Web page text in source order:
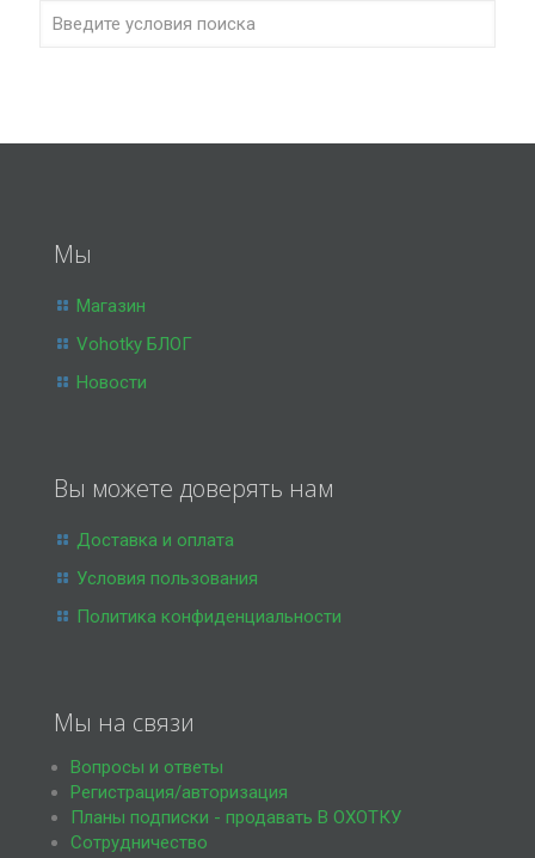
Мы
Магазин
Vohotky БЛОГ
Новости
Вы можете доверять нам
Доставка и оплата
Условия пользования
Политика конфиденциальности
Мы на связи
Вопросы и ответы
Регистрация/авторизация
Планы подписки - продавать В ОХОТКУ
Сотрудничество